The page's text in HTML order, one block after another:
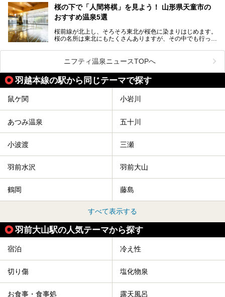
こだわりを持つ施設も増えています。
今回はそんな今話題のサウナが楽しめる、山形県内にあるオ
ススメ温泉・銭湯・スパを10件まとめてご紹介します。
桜の下で「人間将棋」を見よう！ 山形県天童市の
おすすめ温泉5選
桜前線が北上し、そろそろ東北が桜色に染まりはじめます。
桜の名所は東北にもたくさんありますが、その中でも行って
舞鶴山の山頂まで軽いハイキングの気分で登れば、そこでは
なんと「人間将棋」が行われているのです！
「人間将棋」とは昭和31年から毎年春に山形県天童市で行
われている一大イベントで、甲冑や着物姿の武者に扮した人
間が将棋の駒となり、対局を行っているのです。
人気漫画「３月のライオン」の中でもこの人間将棋のシーン
りに、思わず吹き出してしまった読者もいることでしょう。
われます。また、23日は「天童百面指し」が行われ、人間
とができます。
天童市には温泉も多数あるので、桜と人間将棋を見た後はゆ
っくり温泉に浸かってはいかがでしょうか。
今回は山形県天童市のおすすめ温泉をご紹介します！
ニフティ温泉ニュースTOPへ
羽越本線の駅から同じテーマで探す
鼠ケ関 小岩川
あつみ温泉 五十川
小波渡 三瀬
羽前水沢 羽前大山
鶴岡 藤島
すべて表示する
羽前大山駅の人気テーマから探す
宿泊 冷え性
切り傷 塩化物泉
お食事・食事処 露天風呂